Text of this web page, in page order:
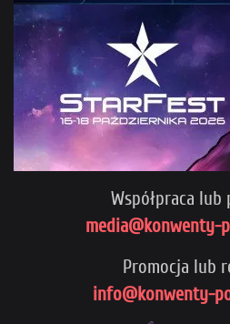
Współpraca lub
media@konwenty-
Promocja lub
info@konwenty-